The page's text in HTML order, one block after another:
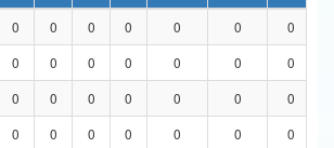
Inovações e Comunicações
0 0 0 0 0 0 0
0 0 0 0 0 0 0
0 0 0 0 0 0 0
0 0 0 0 0 0 0